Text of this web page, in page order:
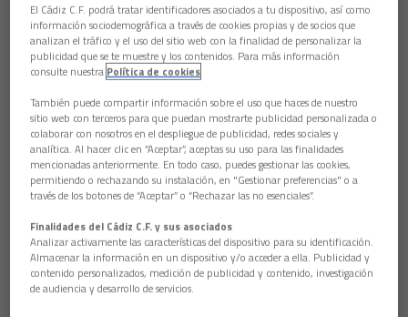
El Cádiz C.F. podrá tratar identificadores asociados a tu dispositivo, así como
información sociodemográfica a través de cookies propias y de socios que
analizan el tráfico y el uso del sitio web con la finalidad de personalizar la
publicidad que se te muestre y los contenidos. Para más información
consulte nuestra Política de cookies
También puede compartir información sobre el uso que haces de nuestro
sitio web con terceros para que puedan mostrarte publicidad personalizada o
colaborar con nosotros en el despliegue de publicidad, redes sociales y
analítica. Al hacer clic en “Aceptar”, aceptas su uso para las finalidades
mencionadas anteriormente. En todo caso, puedes gestionar las cookies,
permitiendo o rechazando su instalación, en "Gestionar preferencias" o a
través de los botones de “Aceptar” o “Rechazar las no esenciales”.
Finalidades del Cádiz C.F. y sus asociados
Analizar activamente las características del dispositivo para su identificación.
Almacenar la información en un dispositivo y/o acceder a ella. Publicidad y
contenido personalizados, medición de publicidad y contenido, investigación
de audiencia y desarrollo de servicios.